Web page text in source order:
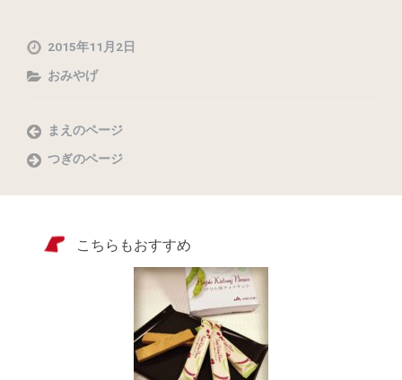
2015年11月2日
おみやげ
まえのページ
つぎのページ
こちらもおすすめ